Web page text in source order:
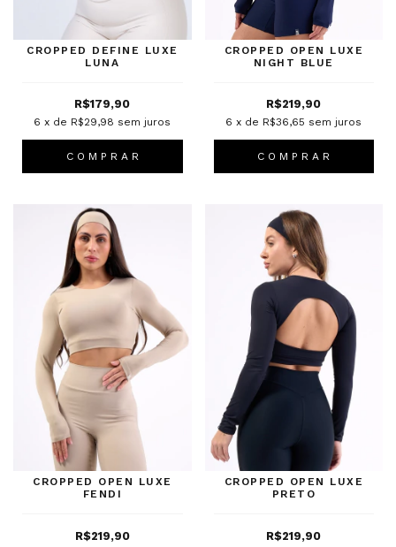
CROPPED DEFINE LUXE
LUNA
R$179,90
6 x de R$29,98 sem juros
C O M P R A R
CROPPED OPEN LUXE
NIGHT BLUE
R$219,90
6 x de R$36,65 sem juros
C O M P R A R
CROPPED OPEN LUXE
FENDI
R$219,90
CROPPED OPEN LUXE
PRETO
R$219,90